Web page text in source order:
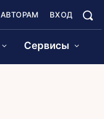
АВТОРАМ ВХОД
Сервисы